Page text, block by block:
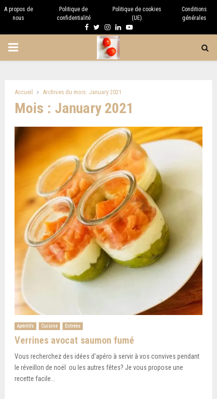
A propos de
nous
Politique de
confidentialité
Politique de cookies
(UE)
Conditions
générales
Facebook
TwitterInstagram
LinkedinYoutube
PRIMARY
Accueil Archives du mois: January 2021
Mois : January 2021
Apéritifs Cuisine Entrées
Verrines avocat saumon fumé
Vous recherchez des idées d’apéro à servir à vos convives pendant
le réveillon de noël ou les autres fêtes? Je vous propose une
recette facile...